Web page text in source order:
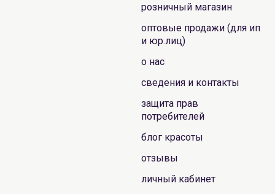
розничный магазин
оптовые продажи (для ип
и юр.лиц)
о нас
сведения и контакты
защита прав
потребителей
блог красоты
отзывы
личный кабинет